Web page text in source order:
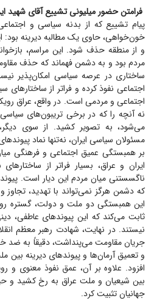
فرامتن حضور میلیونی تشییع آقای شهید
پیام تشییع که از بدنه سیاسی و
خون‌خواهی، حاوی یک مطالبه دیرینه بود:
و از منطقه حذف شود. این مراسم،
مردم بود و به دشمن فهماند که حذف
ساختاری در عرصه سیاسی امکان‌پذیر
اجتماعی نفوذ کرده و فراتر از
اجتماعی و مردمی است. در واقع، عراق
نه آنچه را که در برخی تریبون‌های
می‌شود، به تصویر کشید. از سوی دیگر،
مسئولان سیاسی ایران، نه‌تنها نماد
بر همبستگی عمیق اجتماعی و فرهنگی
ایران و عراق، بسیار فراتر از
ناگسستنی میان مردم این دیار است.
که دشمن هرگز نمی‌تواند با تهدید، تجاوز
این همبستگی دو ملت و دولت، گستره
ثابت می‌کند که این پیوند‌های عاطفی،
نیستند. در نهایت، شهادت رهبر معظم
جریان مقاومت می‌پنداشت، دقیقاً به ضد
و تعمیق آرمان‌ها و پیوند‌های دیرینه بین
افزود. علاوه بر آن، عمق نفوذ معنوی و
بین شیعیان و ملت عراق به رخ کشید و
جهانیان تثبیت کرد.